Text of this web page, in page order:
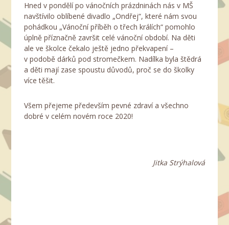
Hned v pondělí po vánočních prázdninách nás v MŠ
navštívilo oblíbené divadlo „Ondřej“, které nám svou
pohádkou „Vánoční příběh o třech králích“ pomohlo
úplně příznačně završit celé vánoční období. Na děti
ale ve školce čekalo ještě jedno překvapení –
v podobě dárků pod stromečkem. Nadílka byla štědrá
a děti mají zase spoustu důvodů, proč se do školky
více těšit.
Všem přejeme především pevné zdraví a všechno
dobré v celém novém roce 2020!
Jitka Strýhalová